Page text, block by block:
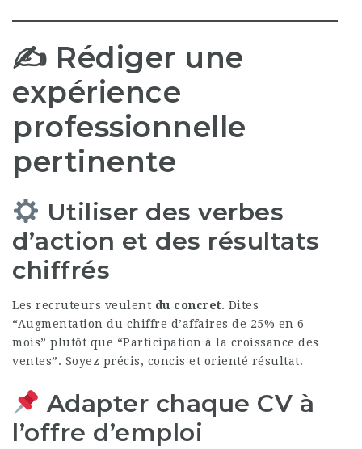
✍️ Rédiger une
expérience
professionnelle
pertinente
Utiliser des verbes
d’action et des résultats
chiffrés
Les recruteurs veulent du concret. Dites
“Augmentation du chiffre d’affaires de 25% en 6
mois” plutôt que “Participation à la croissance des
ventes”. Soyez précis, concis et orienté résultat.
Adapter chaque CV à
l’offre d’emploi